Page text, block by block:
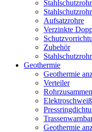
Aufsatzrohre
Verzinkte
Zubehör
Geothermie
Geothermie
Verteiler
Geothermie